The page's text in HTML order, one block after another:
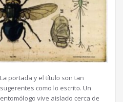
La portada y el título son tan
sugerentes como lo escrito. Un
entomólogo vive aislado cerca de